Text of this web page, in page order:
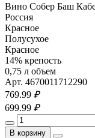
Вино Собер Баш
Россия
Красное
Полусухое
Красное
14% крепость
0,75 л объем
Арт. 4670011712290
769.99 ₽
699.99 ₽
В корзину